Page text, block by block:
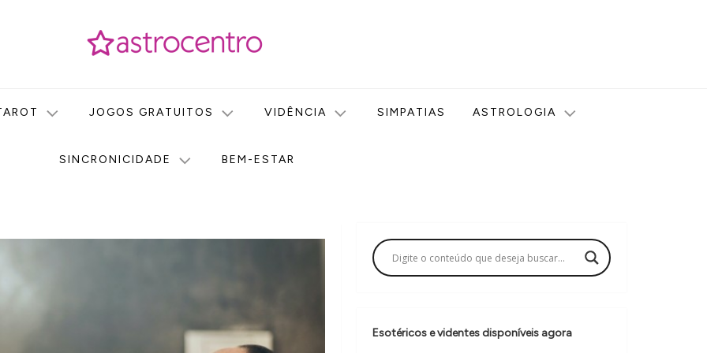
JOGOS GRATUITOS VIDÊNCIA SIMPATIAS ASTROLOGIA
SINCRONICIDADE BEM-ESTAR
Esotéricos e videntes disponíveis agora